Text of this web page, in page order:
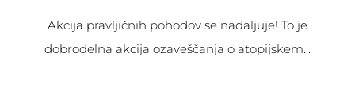
Akcija pravljičnih pohodov se nadaljuje! To je
dobrodelna akcija ozaveščanja o atopijskem...